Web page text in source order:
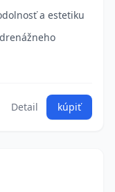
a estetiku
Detail kúpiť